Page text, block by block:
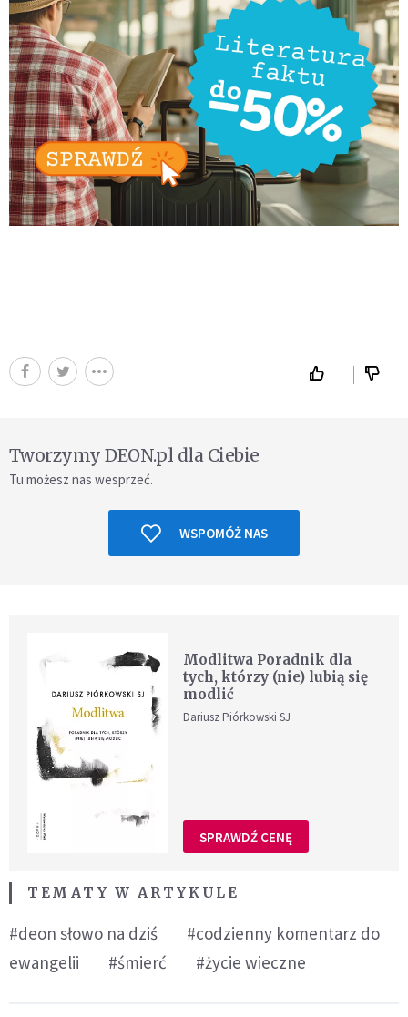
Tworzymy DEON.pl dla Ciebie
Tu możesz nas wesprzeć.
WSPOMÓŻ NAS
Modlitwa Poradnik dla
tych, którzy (nie) lubią się
modlić
Dariusz Piórkowski SJ
SPRAWDŹ CENĘ
TEMATY W ARTYKULE
#deon słowo na dziś
#codzienny komentarz do
ewangelii
#śmierć #życie wieczne